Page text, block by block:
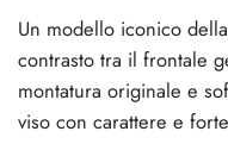
Un modello iconico
contrasto tra il frontale
montatura originale e
viso con carattere e